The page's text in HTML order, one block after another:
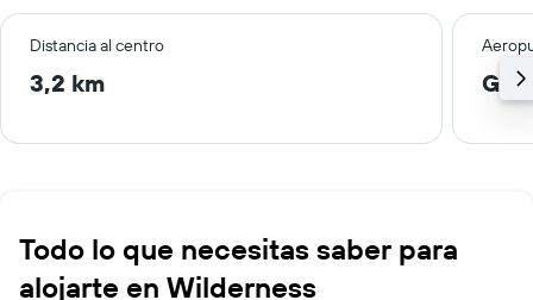
Distancia al centro
3,2 km
Todo lo que necesitas saber para
alojarte en Wilderness